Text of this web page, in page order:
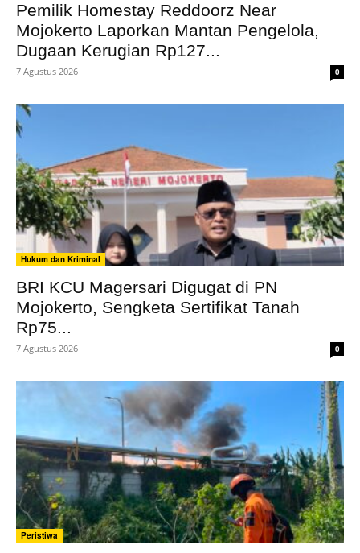
Pemilik Homestay Reddoorz Near
Mojokerto Laporkan Mantan Pengelola,
Dugaan Kerugian Rp127...
7 Agustus 2026 0
Hukum dan Kriminal
BRI KCU Magersari Digugat di PN
Mojokerto, Sengketa Sertifikat Tanah
Rp75...
7 Agustus 2026 0
Peristiwa